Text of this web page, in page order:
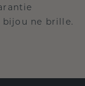
bijou ne brille.